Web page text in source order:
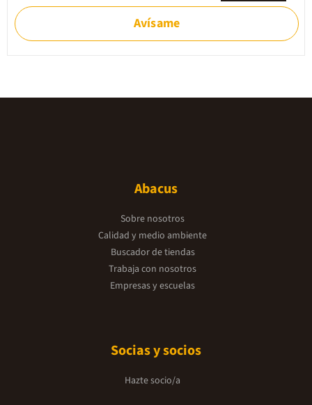
Avísame
Abacus
Sobre nosotros
Calidad y medio ambiente
Buscador de tiendas
Trabaja con nosotros
Empresas y escuelas
Socias y socios
Hazte socio/a